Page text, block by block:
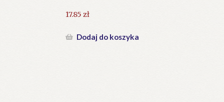
17.85zł
Dodaj do koszyka